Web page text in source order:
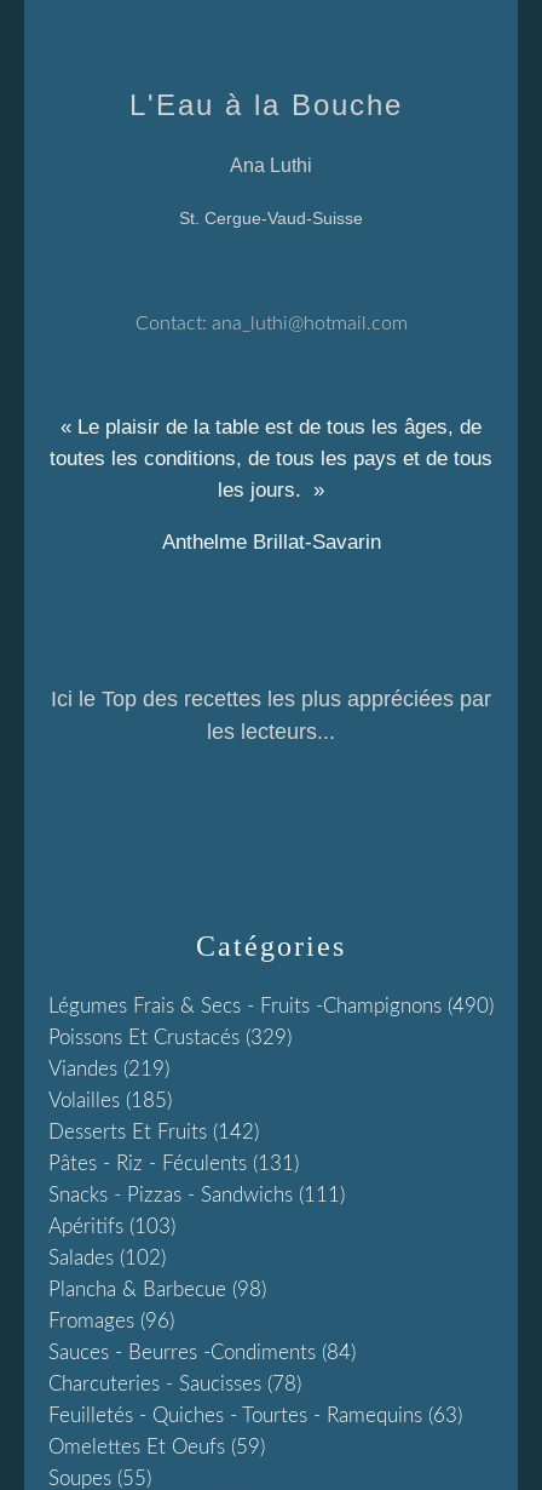
Catégories
Légumes Frais & Secs - Fruits -champignons (490)
Poissons Et Crustacés (329)
Viandes (219)
Volailles (185)
Desserts Et Fruits (142)
Pâtes - Riz - Féculents (131)
Snacks - Pizzas - Sandwichs (111)
Apéritifs (103)
Salades (102)
Plancha & Barbecue (98)
Fromages (96)
Sauces - Beurres -condiments (84)
Charcuteries - Saucisses (78)
Feuilletés - Quiches - Tourtes - Ramequins (63)
Omelettes Et Oeufs (59)
Soupes (55)
L'Eau à la Bouche
Ana Luthi
St. Cergue-Vaud-Suisse
Contact: ana_luthi@hotmail.com
« Le plaisir de la table est de tous les âges, de
toutes les conditions, de tous les pays et de tous
les jours. »
Anthelme Brillat-Savarin
Ici le Top des recettes les plus appréciées par
les lecteurs...